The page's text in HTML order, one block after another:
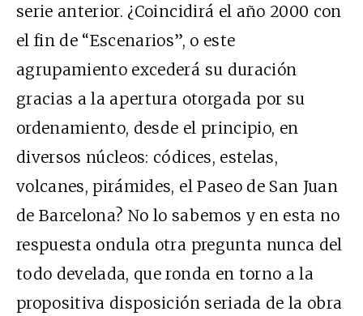
serie anterior. ¿Coincidirá el año 2000 con
el fin de “Escenarios”, o este
agrupamiento excederá su duración
gracias a la apertura otorgada por su
ordenamiento, desde el principio, en
diversos núcleos: códices, estelas,
volcanes, pirámides, el Paseo de San Juan
de Barcelona? No lo sabemos y en esta no
respuesta ondula otra pregunta nunca del
todo develada, que ronda en torno a la
propositiva disposición seriada de la obra